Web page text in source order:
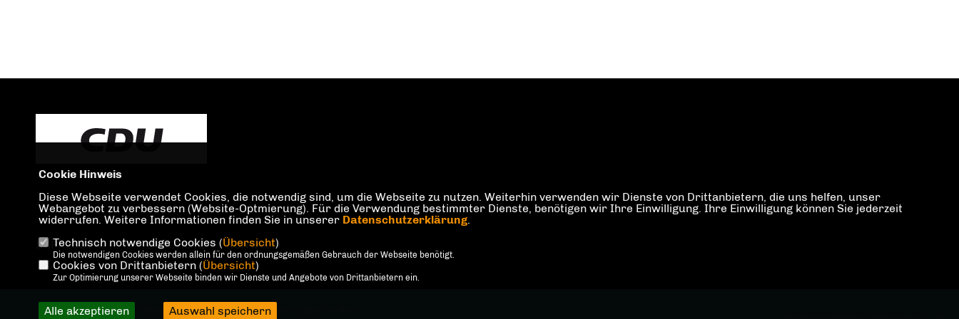
IMPRESSUM DATENSCHUTZ KONTAKT
@2026 Dr. Martin Sattelkau, Mitglied des Abgeordnetenhauses von Berlin
Cookie Hinweis
Diese Webseite verwendet Cookies, die notwendig sind, um die Webseite zu nutzen. Weiterhin verwenden wir Dienste von Drittanbietern, die uns helfen, unser
Webangebot zu verbessern (Website-Optmierung). Für die Verwendung bestimmter Dienste, benötigen wir Ihre Einwilligung. Ihre Einwilligung können Sie jederzeit
widerrufen. Weitere Informationen finden Sie in unserer Datenschutzerklärung.
Technisch notwendige Cookies (Übersicht)
Die notwendigen Cookies werden allein für den ordnungsgemäßen Gebrauch der Webseite benötigt.
Cookies von Drittanbietern (Übersicht)
Zur Optimierung unserer Webseite binden wir Dienste und Angebote von Drittanbietern ein.
Alle akzeptieren Auswahl speichern